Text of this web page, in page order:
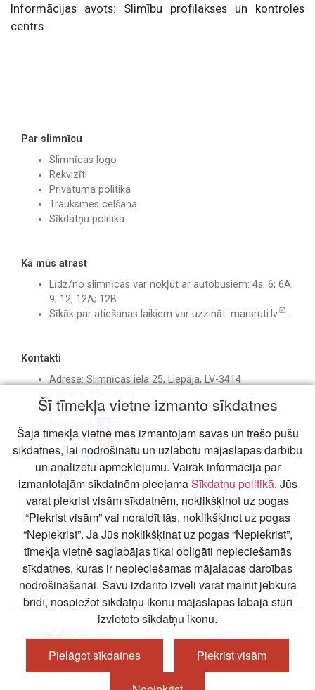
Informācijas avots: Slimību profilakses un kontroles
centrs.
Par slimnīcu
Slimnīcas logo
Rekvizīti
Privātuma politika
Trauksmes celšana
Sīkdatņu politika
Kā mūs atrast
Līdz/no slimnīcas var nokļūt ar autobusiem: 4s; 6; 6A;
9; 12; 12A; 12B.
Sīkāk par atiešanas laikiem var uzzināt: marsruti.lv .
Kontakti
Adrese: Slimnīcas iela 25, Liepāja, LV-3414
E-pasts:birojs@liepajasslimnica.lv
Instagram
Linkedin
Svarīgi
Slimību profilakses un kontroles centrs
Šī tīmekļa vietne izmanto sīkdatnes
Šajā tīmekļa vietnē mēs izmantojam savas un trešo pušu
sīkdatnes, lai nodrošinātu un uzlabotu mājaslapas darbību
un analizētu apmeklējumu. Vairāk informācija par
izmantotajām sīkdatnēm pieejamaSīkdatņu politikā. Jūs
varat piekrist visām sīkdatnēm, noklikšķinot uz pogas
“Piekrist visām” vai noraidīt tās, noklikšķinot uz pogas
“Nepiekrist”. Ja Jūs noklikšķinat uz pogas “Nepiekrist”,
tīmekļa vietnē saglabājas tikai obligāti nepieciešamās
sīkdatnes, kuras ir nepieciešamas mājalapas darbības
nodrošināšanai. Savu izdarīto izvēli varat mainīt jebkurā
brīdī, nospiežot sīkdatņu ikonu mājaslapas labajā stūrī
izvietoto sīkdatņu ikonu.
Pielāgot sīkdatnes Piekrist visām